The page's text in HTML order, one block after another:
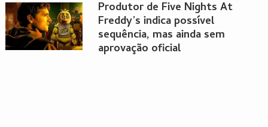
Produtor de Five Nights At
Freddy’s indica possível
sequência, mas ainda sem
aprovação oficial